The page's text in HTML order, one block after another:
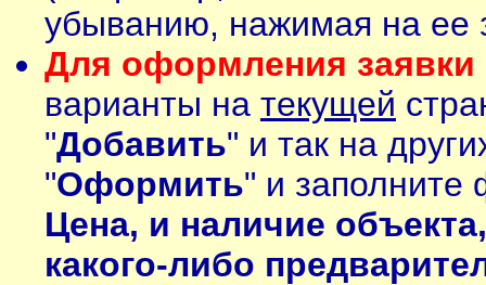
убыванию, нажимая на ее
Для оформления заявки
варианты на текущей
"Добавить" и так на
"Оформить" и заполните
Цена, и наличие
какого-либо